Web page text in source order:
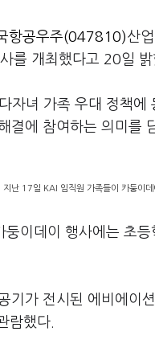
항공우주(047810)산
를 개최했다고 20일 밝
자녀 가족 우대 정책
결에 참여하는 의미를
지난 17일 KAI 임직원 가족들이 카둥이
둥이데이 행사에는 초
기가 전시된 에비에이
람했다.